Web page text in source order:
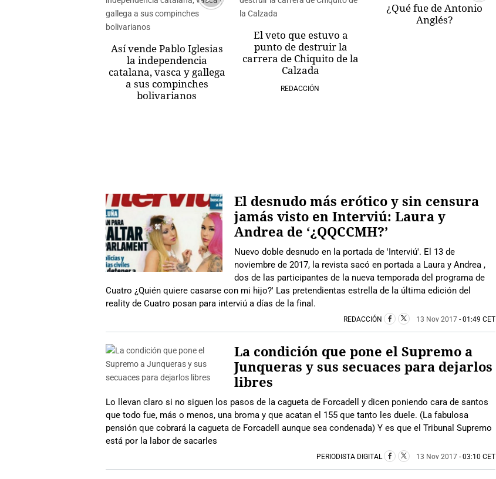
Así vende Pablo Iglesias
la independencia
catalana, vasca y gallega
a sus compinches
bolivarianos
El veto que estuvo a
punto de destruir la
carrera de Chiquito de la
Calzada
REDACCIÓN
¿Qué fue de Antonio
Anglés?
El desnudo más erótico y sin censura
jamás visto en Interviú: Laura y
Andrea de ‘¿QQCCMH?’
Nuevo doble desnudo en la portada de 'Interviú'. El 13 de
noviembre de 2017, la revista sacó en portada a Laura y Andrea ,
dos de las participantes de la nueva temporada del programa de
Cuatro ¿Quién quiere casarse con mi hijo?' Las pretendientas estrella de la última edición del
reality de Cuatro posan para interviú a días de la final.
REDACCIÓN 13 Nov 2017 - 01:49 CET
La condición que pone el Supremo a
Junqueras y sus secuaces para dejarlos
libres
Lo llevan claro si no siguen los pasos de la cagueta de Forcadell y dicen poniendo cara de santos
que todo fue, más o menos, una broma y que acatan el 155 que tanto les duele. (La fabulosa
pensión que cobrará la cagueta de Forcadell aunque sea condenada) Y es que el Tribunal Supremo
está por la labor de sacarles
PERIODISTA DIGITAL 13 Nov 2017 - 03:10 CET